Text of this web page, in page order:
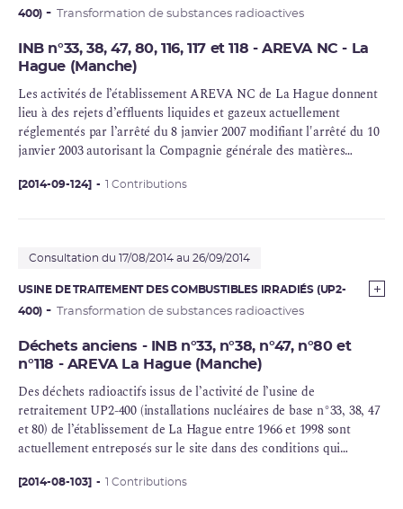
400)
Transformation de substances radioactives
INB n°33, 38, 47, 80, 116, 117 et 118 - AREVA NC - La
Hague (Manche)
Les activités de l’établissement AREVA NC de La Hague donnent
lieu à des rejets d’effluents liquides et gazeux actuellement
réglementés par l’arrêté du 8 janvier 2007 modifiant l'arrêté du 10
janvier 2003 autorisant la Compagnie générale des matières
d'effluents liquides et gazeux pour l'exploitation du site nucléaire
[2014-09-124] 1 Contributions
Consultation du 17/08/2014 au 26/09/2014
USINE DE TRAITEMENT DES COMBUSTIBLES IRRADIÉS (UP2-
400)
Transformation de substances radioactives
Déchets anciens - INB n°33, n°38, n°47, n°80 et
n°118 - AREVA La Hague (Manche)
Desdéchets radioactifs issus de l’activité de l’usine de
retraitement UP2-400 (installations nucléaires de base n°33, 38, 47
et 80) de l’établissement de La Hague entre 1966 et 1998 sont
actuellement entreposés sur le site dans des conditions qui
encadrer l’ensemble de ces opérations en édictant des
[2014-08-103] 1 Contributions